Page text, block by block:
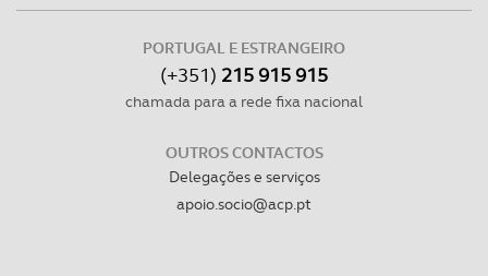
PORTUGAL E ESTRANGEIRO
(+351) 215 915 915
chamada para a rede fixa nacional
OUTROS CONTACTOS
Delegações e serviços
apoio.socio@acp.pt